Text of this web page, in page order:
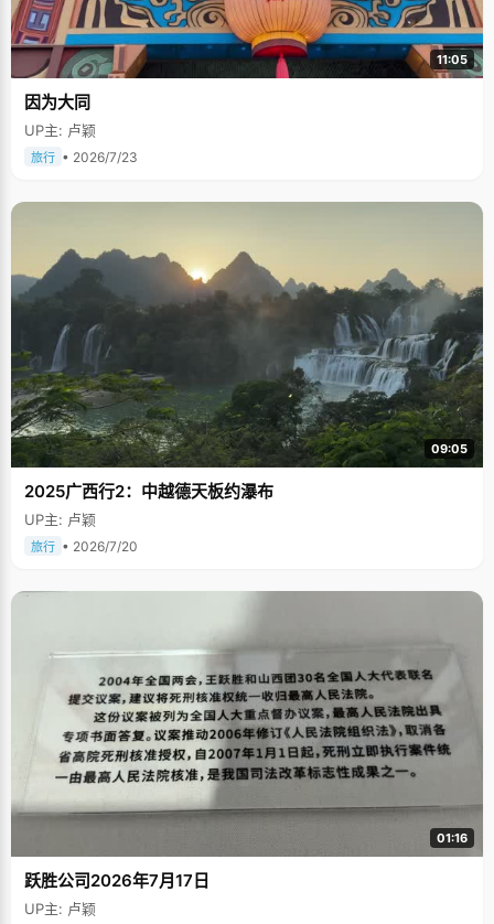
11:05
因为大同
UP主: 卢颖
旅行 • 2026/7/23
09:05
2025广西行2：中越德天板约瀑布
UP主: 卢颖
旅行 • 2026/7/20
01:16
跃胜公司2026年7月17日
UP主: 卢颖